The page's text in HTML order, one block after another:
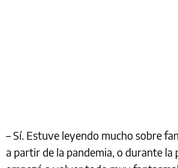
– Sí. Estuve leyendo mucho sobre
a partir de la pandemia, o durante la